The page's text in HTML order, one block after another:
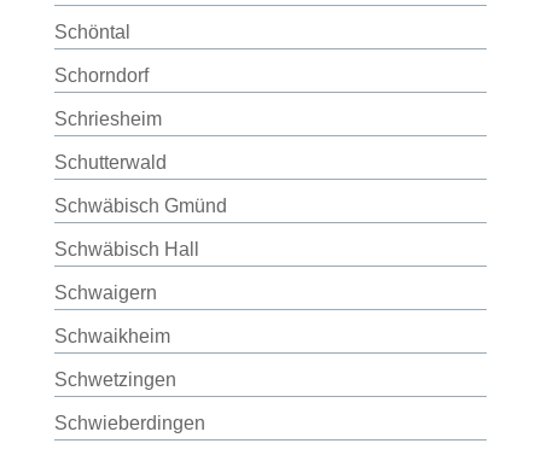
Schöntal
Schorndorf
Schriesheim
Schutterwald
Schwäbisch Gmünd
Schwäbisch Hall
Schwaigern
Schwaikheim
Schwetzingen
Schwieberdingen